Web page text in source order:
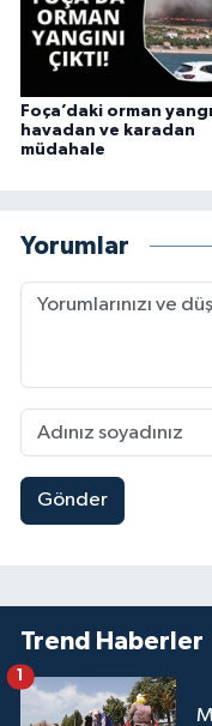
Foça’daki orman
havadan ve karadan
müdahale
Yorumlar
Gönder
Trend Haberler
1